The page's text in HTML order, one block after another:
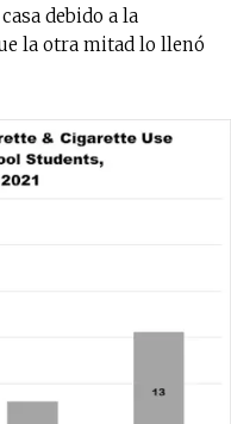
debido a la
la otra mitad lo llenó